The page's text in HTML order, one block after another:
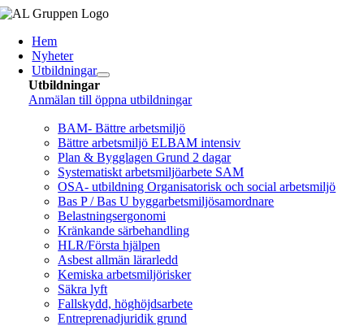
Fortsätt
innehållet
Hem
Nyheter
Utbildningar
Utbildningar
Anmälan till öppna utbildningar
BAM- Bättre arbetsmiljö
Bättre arbetsmiljö ELBAM intensiv
Plan & Bygglagen Grund 2 dagar
Systematiskt arbetsmiljöarbete SAM
OSA- utbildning Organisatorisk och social arbetsmiljö
Bas P / Bas U byggarbetsmiljösamordnare
Belastningsergonomi
Kränkande särbehandling
HLR/Första hjälpen
Asbest allmän lärarledd
Kemiska arbetsmiljörisker
Säkra lyft
Fallskydd, höghöjdsarbete
Entreprenadjuridik grund